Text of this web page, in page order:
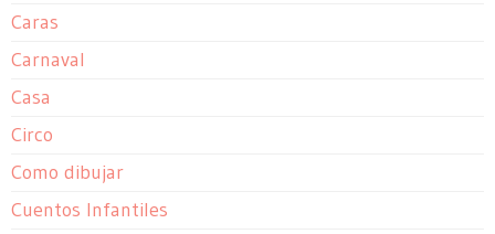
Caras
Carnaval
Casa
Circo
Como dibujar
Cuentos Infantiles